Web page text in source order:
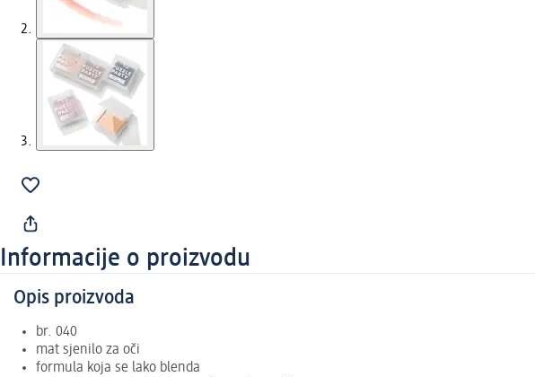
Informacije o proizvodu
Opis proizvoda
br. 040
mat sjenilo za oči
formula koja se lako blenda